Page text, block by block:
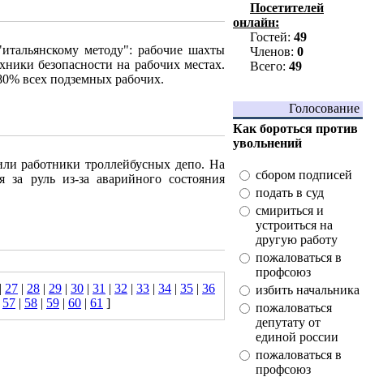
методу": рабочие шахты
безопасности на рабочих местах.
всех подземных рабочих.
работники троллейбусных депо. На
руль из-за аварийного состояния
| 27 | 28 | 29 | 30 | 31 | 32 | 33 | 34 | 35 | 36
57 | 58 | 59 | 60 | 61 ]
Посетителей
онлайн:
Гостей: 49
Членов: 0
Всего: 49
Голосование
Как бороться против
увольнений
сбором подписей
подать в суд
смириться и
устроиться на
другую работу
пожаловаться в
профсоюз
избить начальника
пожаловаться
депутату от
единой россии
пожаловаться в
профсоюз